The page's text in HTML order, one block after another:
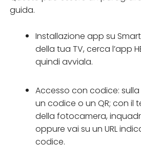
guida.
Installazione app su
della tua TV, cerca l’app
quindi avviala.
Accesso con codice:
un codice o un QR; con il
della fotocamera,
oppure vai su un URL
codice.